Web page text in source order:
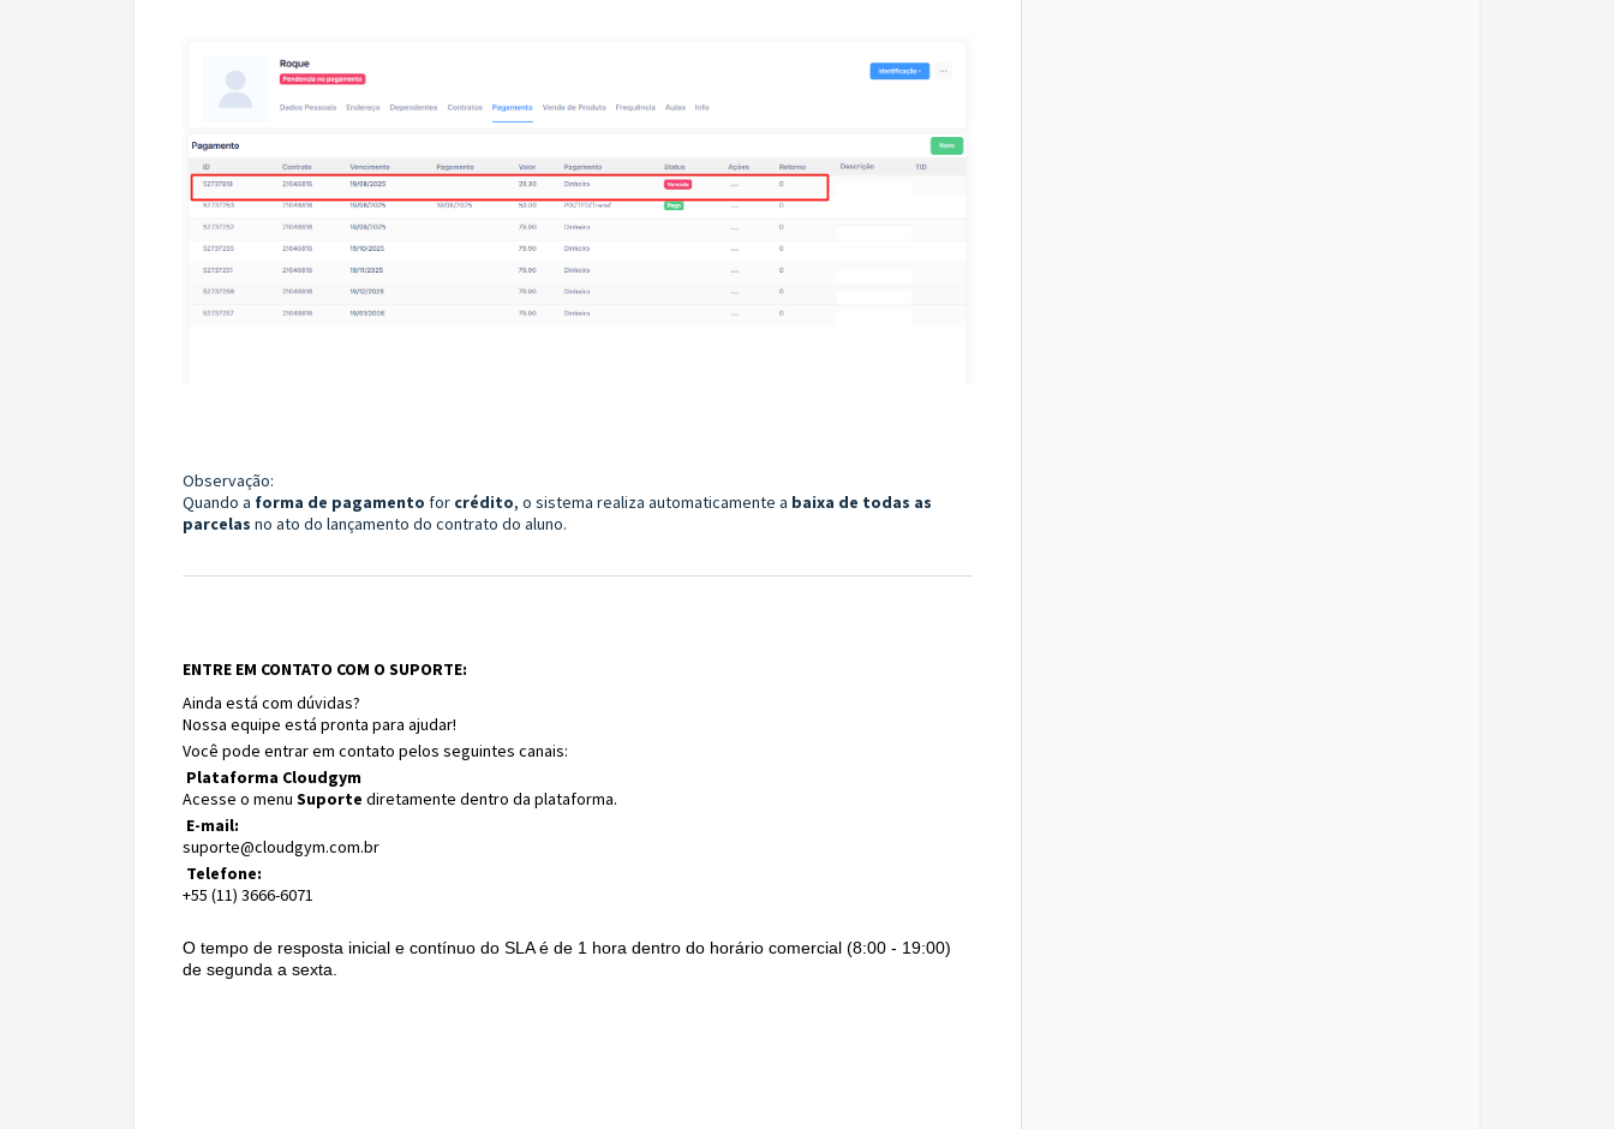
Observação:
Quando a forma de pagamento for crédito, o sistema realiza automaticamente a baixa de todas as
parcelas no ato do lançamento do contrato do aluno.
ENTRE EM CONTATO COM O SUPORTE:
Ainda está com dúvidas?
Nossa equipe está pronta para ajudar!
Você pode entrar em contato pelos seguintes canais:
Plataforma Cloudgym
Acesse o menu Suporte diretamente dentro da plataforma.
E-mail:
suporte@cloudgym.com.br
Telefone:
+55 (11) 3666-6071
O tempo de resposta inicial e contínuo do SLA é de 1 hora dentro do horário comercial (8:00 - 19:00)
de segunda a sexta.